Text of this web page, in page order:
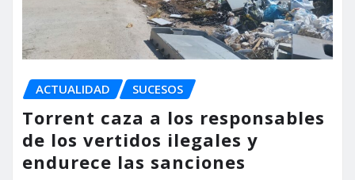
ACTUALIDAD SUCESOS
Torrent caza a los responsables
de los vertidos ilegales y
endurece las sanciones